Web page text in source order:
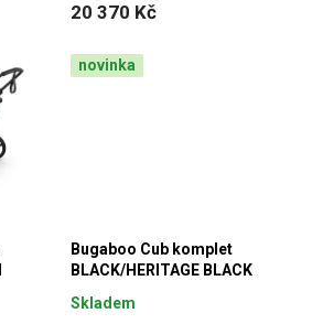
20 370 Kč
novinka
Bugaboo Cub komplet
BLACK/HERITAGE BLACK
Skladem